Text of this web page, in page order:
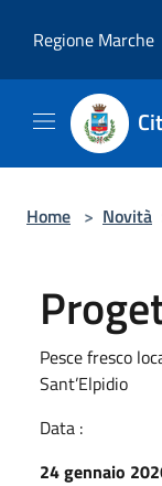
Regione Marche
Home > Novità
Pesce fresco
Sant’Elpidio
Data :
24 gennaio